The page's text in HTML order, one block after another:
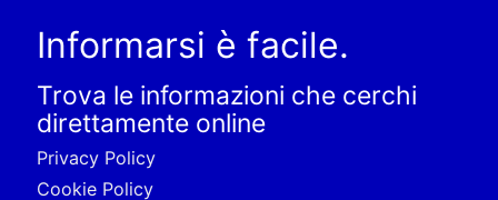
Informarsi è facile.
Trova le informazioni che cerchi
direttamente online
Privacy Policy
Cookie Policy